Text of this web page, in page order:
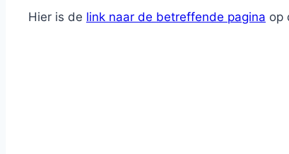
Hier is de link naar de betreffende pagina op